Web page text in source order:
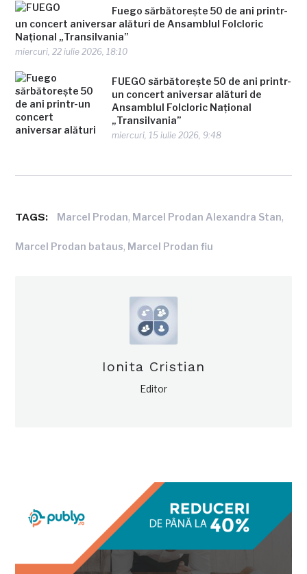
Fuego sărbătorește 50 de ani printr-
un concert aniversar alături de Ansamblul Folcloric
Național „Transilvania”
miercuri, 22 iulie 2026, 18:10
FUEGO sărbătorește 50 de ani printr-
un concert aniversar alături de
Ansamblul Folcloric Național
„Transilvania”
miercuri, 15 iulie 2026, 9:48
TAGS: Marcel Prodan, Marcel Prodan Alexandra Stan,
Marcel Prodan bataus, Marcel Prodan fiu
Ionita Cristian
Editor